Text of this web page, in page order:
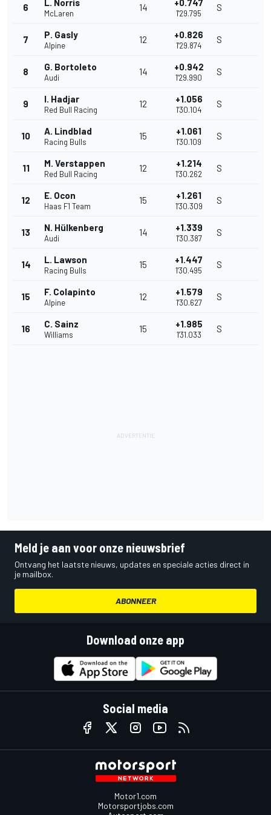
6 L. Norris
McLaren
14 +0.747
1'29.795
S
7 P. Gasly
Alpine
12 +0.826
1'29.874
S
8 G. Bortoleto
Audi
14 +0.942
1'29.990
S
9 I. Hadjar
Red Bull Racing
12 +1.056
1'30.104
S
10 A. Lindblad
Racing Bulls
15 +1.061
1'30.109
S
11 M. Verstappen
Red Bull Racing
12 +1.214
1'30.262
S
12 E. Ocon
Haas F1 Team
15 +1.261
1'30.309
S
13 N. Hülkenberg
Audi
14 +1.339
1'30.387
S
14 L. Lawson
Racing Bulls
15 +1.447
1'30.495
S
15 F. Colapinto
Alpine
12 +1.579
1'30.627
S
16 C. Sainz
Williams
15 +1.985
1'31.033
S
Meld je aan voor onze nieuwsbrief
Ontvang het laatste nieuws, updates en speciale acties direct in
je mailbox.
ABONNEER
Download onze app
Social media
Motor1.com
Motorsportjobs.com